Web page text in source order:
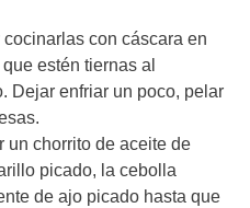
con cáscara en
estén tiernas al
Dejar enfriar un poco, pelar
un chorrito de aceite de
picado, la cebolla
de ajo picado hasta que